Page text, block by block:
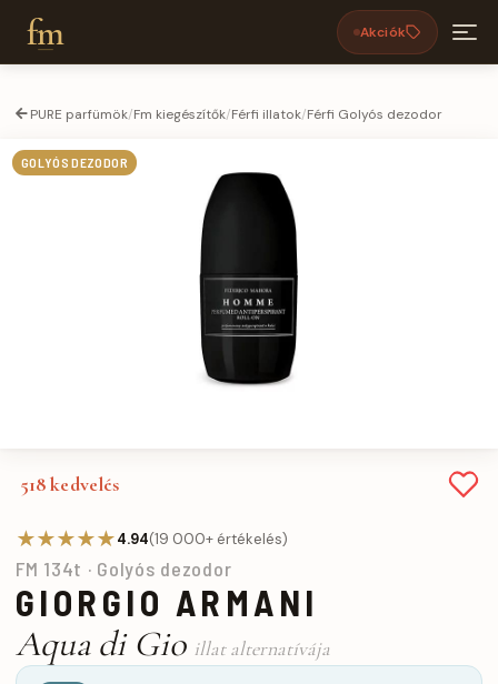
fm Akciók
PURE parfümök/Fm kiegészítők/Férfi illatok/Férfi Golyós dezodor
GOLYÓS DEZODOR
518kedvelés
★★★★★4.94(19 000+ értékelés)
FM 134t · Golyós dezodor
GIORGIO ARMANI
Aqua di Gio illat alternatívája